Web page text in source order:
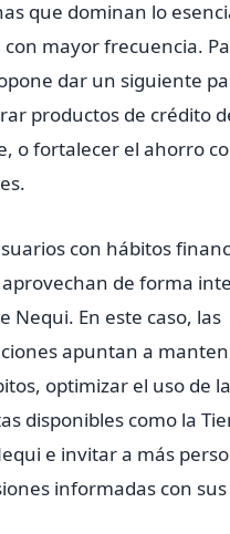
que dominan lo
mayor frecuencia.
dar un siguiente
productos de crédito
o fortalecer el ahorro
con hábitos
de forma
Nequi. En este caso, las
apuntan a
optimizar el uso de
disponibles como la
e invitar a más
informadas con sus